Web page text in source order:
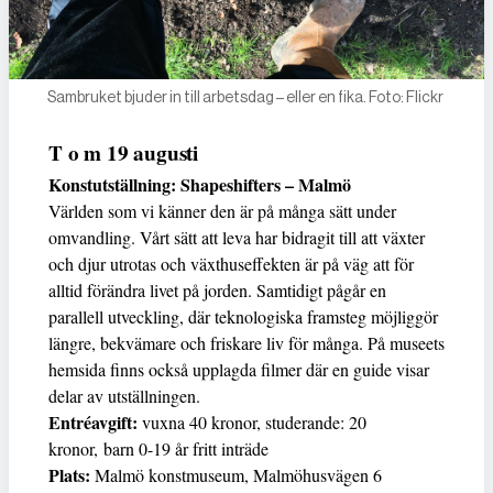
Sambruket bjuder in till arbetsdag – eller en fika. Foto: Flickr
T o m 19 augusti
Konstutställning: Shapeshifters – Malmö
Världen som vi känner den är på många sätt under
omvandling. Vårt sätt att leva har bidragit till att växter
och djur utrotas och växthuseffekten är på väg att för
alltid förändra livet på jorden. Samtidigt pågår en
parallell utveckling, där teknologiska framsteg möjliggör
längre, bekvämare och friskare liv för många. På museets
hemsida finns också upplagda filmer där en guide visar
delar av utställningen.
Entréavgift: vuxna 40 kronor, studerande: 20
kronor, barn 0-19 år fritt inträde
Plats: Malmö konstmuseum, Malmöhusvägen 6